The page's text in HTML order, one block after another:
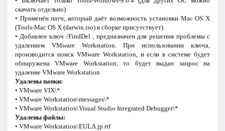
скачать отдельно)
• Применён патч, который даёт возможность установки Mac OS X
(Tools-Mac OS X (darwin.iso) в сборке присутствует)
• Добавлен ключ /FindDel , предназначен для решения проблемы с
удалением VMware Workstation. При использовании ключа,
производится поиск VMware Workstation, и если в системе будет
обнаружена VMware Workstation, то будет выдан запрос на
удаление VMware Workstation
Удалены папки:
• VMware VIX\*
• VMware Workstation\messages\*
• VMware Workstation\Visual Studio Integrated Debugger\*
Удалены файлы:
• VMware Workstation\EULA.jp.rtf